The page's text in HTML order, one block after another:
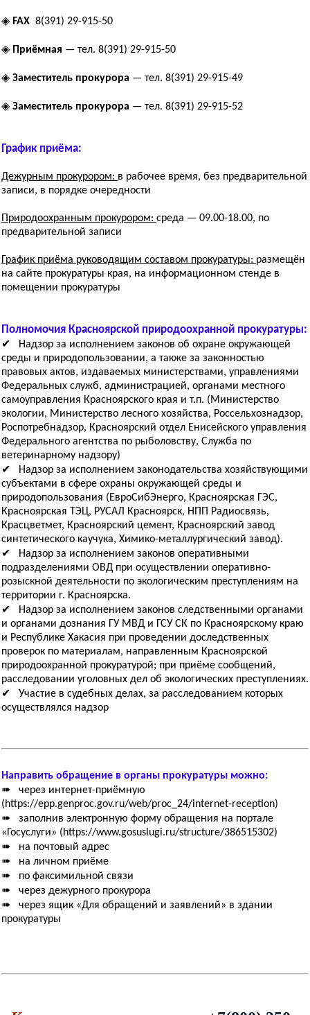
◈ FAX 8(391) 29-915-50
◈ Приёмная — тел. 8(391) 29-915-50
◈ Заместитель прокурора — тел. 8(391) 29-915-49
◈ Заместитель прокурора — тел. 8(391) 29-915-52
График приёма:
Дежурным прокурором: в рабочее время, без предварительной
записи, в порядке очередности
Природоохранным прокурором: среда — 09.00-18.00, по
предварительной записи
График приёма руководящим составом прокуратуры: размещён
на сайте прокуратуры края, на информационном стенде в
помещении прокуратуры
Полномочия Красноярской природоохранной прокуратуры:
✔ Надзор за исполнением законов об охране окружающей
среды и природопользовании, а также за законностью
правовых актов, издаваемых министерствами, управлениями
Федеральных служб, администрацией, органами местного
самоуправления Красноярского края и т.п. (Министерство
экологии, Министерство лесного хозяйства, Россельхознадзор,
Роспотребнадзор, Красноярский отдел Енисейского управления
Федерального агентства по рыболовству, Служба по
ветеринарному надзору)
✔ Надзор за исполнением законодательства хозяйствующими
субъектами в сфере охраны окружающей среды и
природопользования (ЕвроСибЭнерго, Красноярская ГЭС,
Красноярская ТЭЦ, РУСАЛ Красноярск, НПП Радиосвязь,
Красцветмет, Красноярский цемент, Красноярский завод
синтетического каучука, Химико-металлургический завод).
✔ Надзор за исполнением законов оперативными
подразделениями ОВД при осуществлении оперативно-
розыскной деятельности по экологическим преступлениям на
территории г. Красноярска.
✔ Надзор за исполнением законов следственными органами
и органами дознания ГУ МВД и ГСУ СК по Красноярскому краю
и Республике Хакасия при проведении доследственных
проверок по материалам, направленным Красноярской
природоохранной прокуратурой; при приёме сообщений,
расследовании уголовных дел об экологических преступлениях.
✔ Участие в судебных делах, за расследованием которых
осуществлялся надзор
Направить обращение в органы прокуратуры можно:
➠ через интернет-приёмную
(https://epp.genproc.gov.ru/web/proc_24/internet-reception)
➠ заполнив электронную форму обращения на портале
«Госуслуги» (https://www.gosuslugi.ru/structure/386515302)
➠ на почтовый адрес
➠ на личном приёме
➠ по факсимильной связи
➠ через дежурного прокурора
➠ через ящик «Для обращений и заявлений» в здании
прокуратуры